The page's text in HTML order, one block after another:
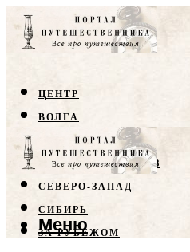
ЦЕНТР
ВОЛГА
КРЫМ
СЕВЕРНЫЙ КАВКАЗ
СЕВЕРО-ЗАПАД
СИБИРЬ
ЗА РУБЕЖОМ
Меню